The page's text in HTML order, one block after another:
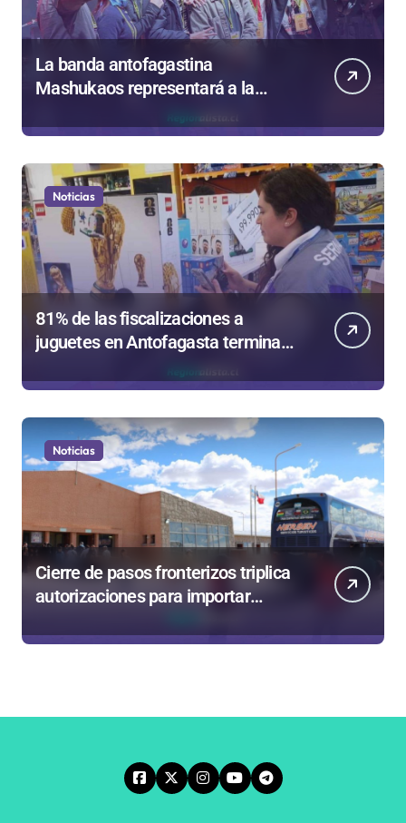
La banda antofagastina
Mashukaos representará a la
de Valparaíso
Noticias
81% de las fiscalizaciones a
juguetes en Antofagasta termina
en sumarios sanitarios
Noticias
Cierre de pasos fronterizos triplica
autorizaciones para importar